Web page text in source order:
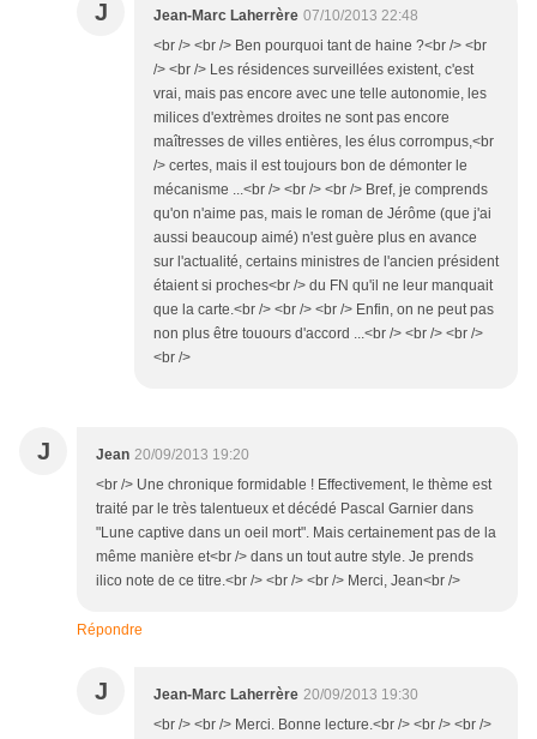
J Jean-Marc Laherrère 07/10/2013 22:48
<br /> <br /> Ben pourquoi tant de haine ?<br /> <br
/> <br /> Les résidences surveillées existent, c'est
vrai, mais pas encore avec une telle autonomie, les
milices d'extrèmes droites ne sont pas encore
maîtresses de villes entières, les élus corrompus,<br
/> certes, mais il est toujours bon de démonter le
mécanisme ...<br /> <br /> <br /> Bref, je comprends
qu'on n'aime pas, mais le roman de Jérôme (que j'ai
aussi beaucoup aimé) n'est guère plus en avance
sur l'actualité, certains ministres de l'ancien président
étaient si proches<br /> du FN qu'il ne leur manquait
que la carte.<br /> <br /> <br /> Enfin, on ne peut pas
non plus être touours d'accord ...<br /> <br /> <br />
<br />
J Jean 20/09/2013 19:20
<br /> Une chronique formidable ! Effectivement, le thème est
traité par le très talentueux et décédé Pascal Garnier dans
"Lune captive dans un oeil mort". Mais certainement pas de la
même manière et<br /> dans un tout autre style. Je prends
ilico note de ce titre.<br /> <br /> <br /> Merci, Jean<br />
Répondre
J Jean-Marc Laherrère 20/09/2013 19:30
<br /> <br /> Merci. Bonne lecture.<br /> <br /> <br />